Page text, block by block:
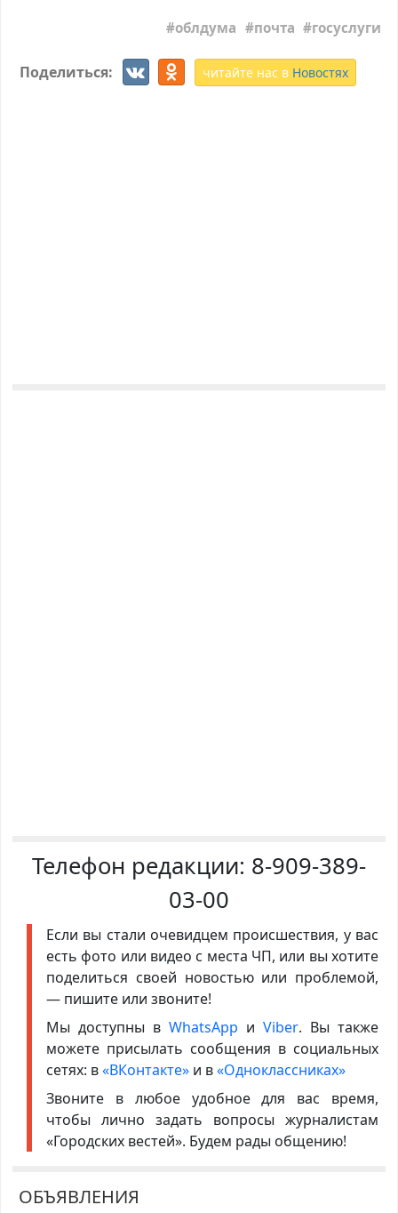
облдума почта госуслуги
Поделиться: читайте нас в Новостях
Телефон редакции: 8-909-389-
03-00
Если вы стали очевидцем происшествия, у вас
есть фото или видео с места ЧП, или вы хотите
поделиться своей новостью или проблемой,
— пишите или звоните!
Мы доступны в WhatsApp иViber. Вы также
можете присылать сообщения в социальных
сетях: в«ВКонтакте»и в«Одноклассниках»
Звоните в любое удобное для вас время,
чтобы лично задать вопросы журналистам
«Городских вестей». Будем рады общению!
ОБЪЯВЛЕНИЯ